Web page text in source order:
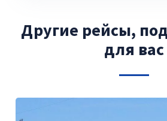
Другие рейсы,
для вас